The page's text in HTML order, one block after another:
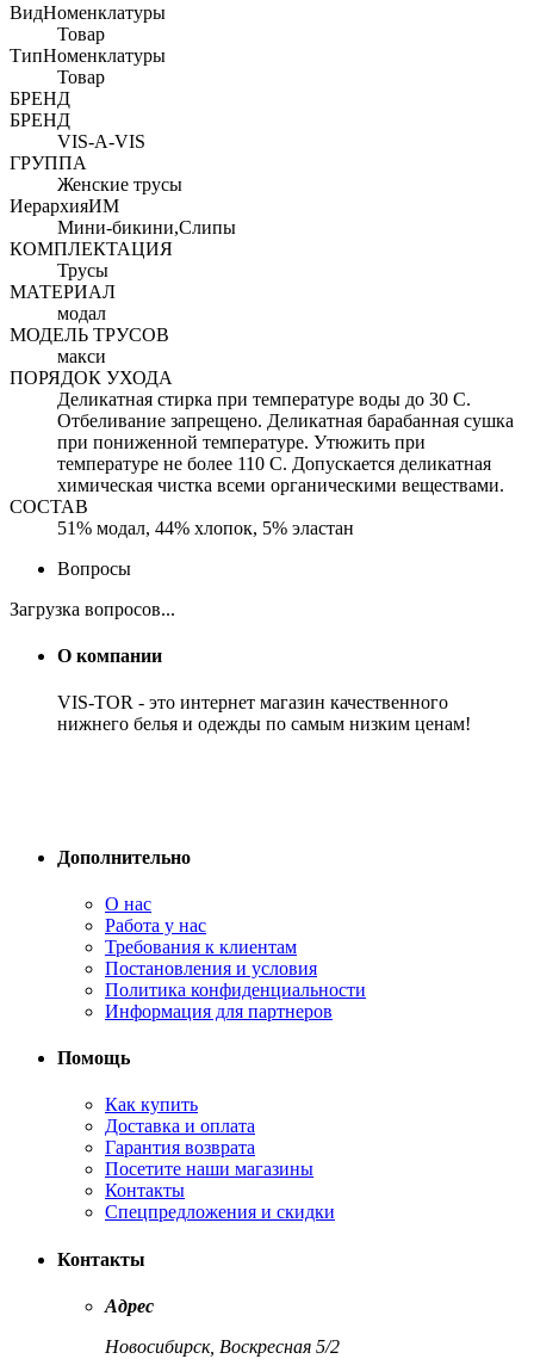
ВидНоменклатуры
Товар
ТипНоменклатуры
Товар
БРЕНД
БРЕНД
VIS-A-VIS
ГРУППА
Женские трусы
ИерархияИМ
Мини-бикини,Слипы
КОМПЛЕКТАЦИЯ
Трусы
МАТЕРИАЛ
модал
МОДЕЛЬ ТРУСОВ
макси
ПОРЯДОК УХОДА
Деликатная стирка при температуре воды до 30 С.
Отбеливание запрещено. Деликатная барабанная сушка
при пониженной температуре. Утюжить при
температуре не более 110 С. Допускается деликатная
химическая чистка всеми органическими веществами.
СОСТАВ
51% модал, 44% хлопок, 5% эластан
Вопросы
Загрузка вопросов...
О компании
VIS-TOR - это интернет магазин качественного
нижнего белья и одежды по самым низким ценам!
Дополнительно
О нас
Работа у нас
Требования к клиентам
Постановления и условия
Политика конфиденциальности
Информация для партнеров
Помощь
Как купить
Доставка и оплата
Гарантия возврата
Посетите наши магазины
Контакты
Спецпредложения и скидки
Контакты
Адрес
Новосибирск, Воскресная 5/2